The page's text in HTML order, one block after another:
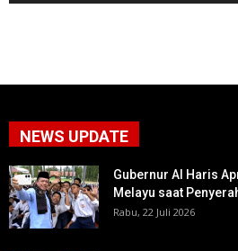
NEWS UPDATE
Gubernur Al Haris
Melayu saat
Rabu, 22 Juli 2026